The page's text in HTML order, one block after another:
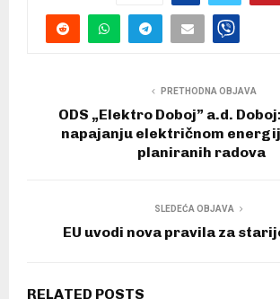
PRETHODNA OBJAVA
ODS „Elektro Doboj” a.d.
napajanju električnom
planiranih radova
SLEDEĆA OBJAVA
EU uvodi nova pravila za
RELATED POSTS